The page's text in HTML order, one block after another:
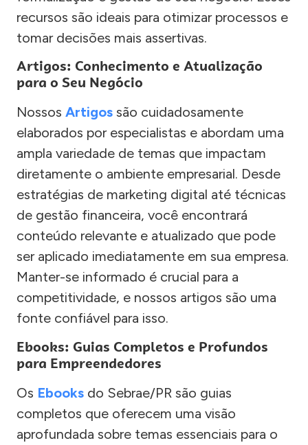
recursos são ideais para otimizar processos e
tomar decisões mais assertivas.
Artigos: Conhecimento e Atualização
para o Seu Negócio
Nossos Artigos são cuidadosamente
elaborados por especialistas e abordam uma
ampla variedade de temas que impactam
diretamente o ambiente empresarial. Desde
estratégias de marketing digital até técnicas
de gestão financeira, você encontrará
conteúdo relevante e atualizado que pode
ser aplicado imediatamente em sua empresa.
Manter-se informado é crucial para a
competitividade, e nossos artigos são uma
fonte confiável para isso.
Ebooks: Guias Completos e Profundos
para Empreendedores
Os Ebooks do Sebrae/PR são guias
completos que oferecem uma visão
aprofundada sobre temas essenciais para o